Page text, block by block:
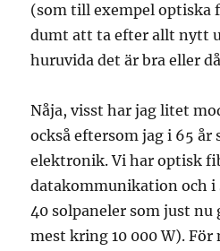
(som till exempel optiska
dumt att ta efter allt nytt
huruvida det är bra eller
Nåja, visst har jag litet
också eftersom jag i 65 år
elektronik. Vi har optisk
datakommunikation och i
40 solpaneler som just nu
mest kring 10 000 W). För